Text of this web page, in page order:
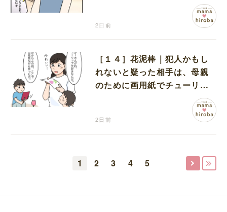
2日前
［１４］花泥棒｜犯人かもし
れないと疑った相手は、母親
のために画用紙でチューリッ
プを作っていただけだった
2日前
1 2 3 4 5